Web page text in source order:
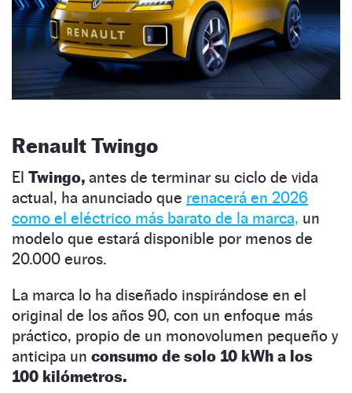
Renault Twingo
El Twingo, antes de terminar su ciclo de vida
actual, ha anunciado que renacerá en 2026
como el eléctrico más barato de la marca, un
modelo que estará disponible por menos de
20.000 euros.
La marca lo ha diseñado inspirándose en el
original de los años 90, con un enfoque más
práctico, propio de un monovolumen pequeño y
anticipa un consumo de solo 10 kWh a los
100 kilómetros.